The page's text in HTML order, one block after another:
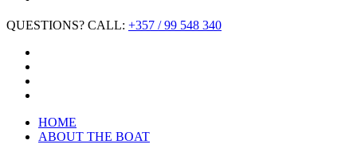
QUESTIONS? CALL: +357 / 99 548 340
HOME
ABOUT THE BOAT